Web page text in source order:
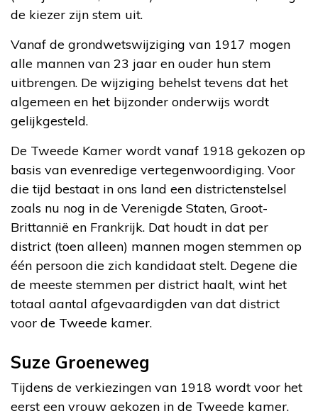
de kiezer zijn stem uit.
Vanaf de grondwetswijziging van 1917 mogen
alle mannen van 23 jaar en ouder hun stem
uitbrengen. De wijziging behelst tevens dat het
algemeen en het bijzonder onderwijs wordt
gelijkgesteld.
De Tweede Kamer wordt vanaf 1918 gekozen op
basis van evenredige vertegenwoordiging. Voor
die tijd bestaat in ons land een districtenstelsel
zoals nu nog in de Verenigde Staten, Groot-
Brittannië en Frankrijk. Dat houdt in dat per
district (toen alleen) mannen mogen stemmen op
één persoon die zich kandidaat stelt. Degene die
de meeste stemmen per district haalt, wint het
totaal aantal afgevaardigden van dat district
voor de Tweede kamer.
Suze Groeneweg
Tijdens de verkiezingen van 1918 wordt voor het
eerst een vrouw gekozen in de Tweede kamer.